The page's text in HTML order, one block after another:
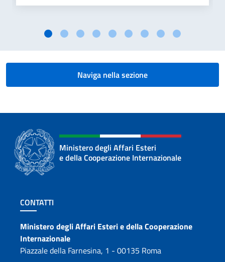
Naviga nella sezione
Ministero degli Affari Esteri
e della Cooperazione Internazionale
Sezione footer
CONTATTI
Contatti
Ministero degli Affari Esteri e della Cooperazione
Internazionale
Piazzale della Farnesina, 1 - 00135 Roma